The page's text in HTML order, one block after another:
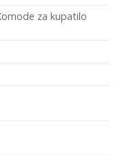
za kupatilo